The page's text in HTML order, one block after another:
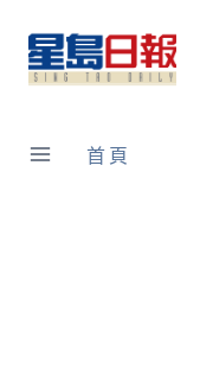
content
首頁